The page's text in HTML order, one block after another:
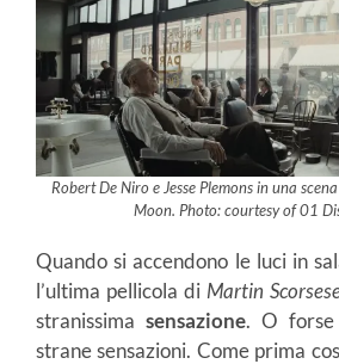
Robert De Niro e Jesse Plemons in una
Moon. Photo: courtesy of 01
Quando si accendono le luci in
l’ultima pellicola di Martin
stranissima sensazione. O forse
strane sensazioni. Come prima